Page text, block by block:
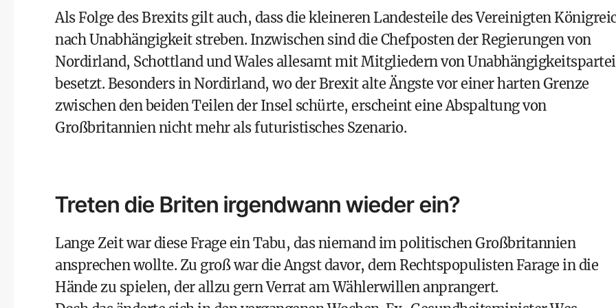
Als Folge des Brexits gilt auch, dass die kleineren Landesteile des Vereinigten
nach Unabhängigkeit streben. Inzwischen sind die Chefposten der Regierungen von
Nordirland, Schottland und Wales allesamt mit Mitgliedern von
besetzt. Besonders in Nordirland, wo der Brexit alte Ängste vor einer harten Grenze
zwischen den beiden Teilen der Insel schürte, erscheint eine Abspaltung von
Großbritannien nicht mehr als futuristisches Szenario.
Treten die Briten irgendwann wieder ein?
Lange Zeit war diese Frage ein Tabu, das niemand im politischen Großbritannien
ansprechen wollte. Zu groß war die Angst davor, dem Rechtspopulisten Farage in die
Hände zu spielen, der allzu gern Verrat am Wählerwillen anprangert.